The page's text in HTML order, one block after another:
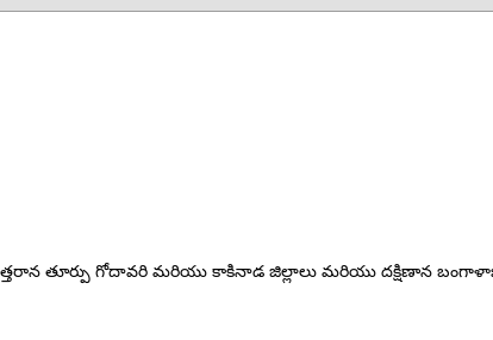
తూర్పు గోదావరి మరియు కాకినాడ జిల్లాలు మరియు దక్షిణాన